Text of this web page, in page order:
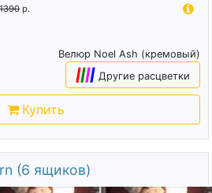
р.
Велюр Noel Ash (кремовый)
|||| Другие расцветки
Купить
(6 ящиков)